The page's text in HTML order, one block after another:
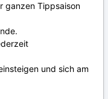
ganzen Tippsaison
und sich am